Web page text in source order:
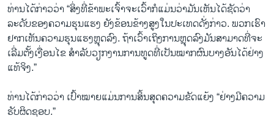
ທ່ານໄດ້ກ່າວວ່າ “ສິ່ງທີ່ຂ້າພະເຈົ້າຈະເວົ້າກໍແມ່ນວ່າມັນເຫັນໄດ້ຊັດວ່າ
ລະດັບຂອງຄວາມຮຸນແຮງ ຍັງຂ້ອນຂ້າງສູງໃນປະເທດດັ່ງກ່າວ. ພວກເຮົາ
ຢາກເຫັນຄວາມຮຸນແຮງຫຼຸດລົງ. ຖ້າເວົ້າເຖິງການຫຼຸດລົງມັນສາມາດທີ່ຈະ
ເລີ່ມຕັ້ງເງື່ອນໄຂ ສຳລັບວຽກງານການທູດທີ່ເປັນໝາກຜົນບາງອັນໄດ້ຢ່າງ
ແທ້ຈິງ.”
ທ່ານໄດ້ກ່າວວ່າ ເປົ້າໝາຍແມ່ນການສິ້ນສຸດຄວາມຂັດແຍ້ງ “ຢ່າງມີຄວາມ
ຮັບຜິດຊອບ.”